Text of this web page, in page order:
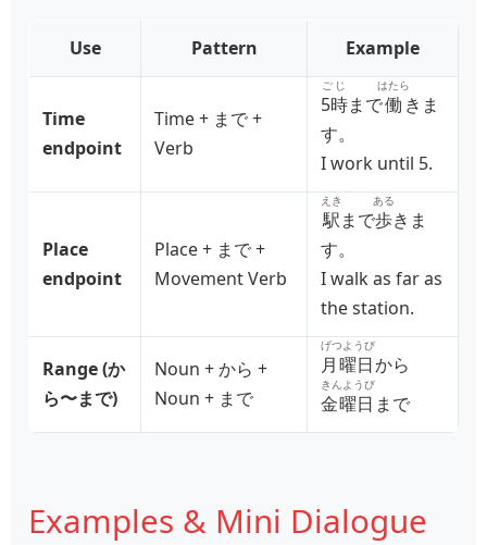
Use Pattern Example
Time
endpoint
Time + まで +
Verb
5時
ごじ
まで働
はたら
きま
す。
I work until 5.
Place
endpoint
Place + まで +
Movement Verb
駅
えき
まで歩
ある
きま
す。
I walk as far as
the station.
Range (か
ら〜まで)
Noun + から +
Noun + まで
月曜日
げつようび
から
金曜日
きんようび
まで
Examples & Mini Dialogue